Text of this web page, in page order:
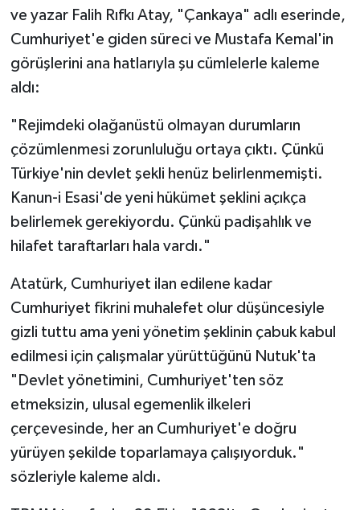
ve yazar Falih Rıfkı Atay, "Çankaya" adlı eserinde,
Cumhuriyet'e giden süreci ve Mustafa Kemal'in
görüşlerini ana hatlarıyla şu cümlelerle kaleme
aldı:
"Rejimdeki olağanüstü olmayan durumların
çözümlenmesi zorunluluğu ortaya çıktı. Çünkü
Türkiye'nin devlet şekli henüz belirlenmemişti.
Kanun-i Esasi'de yeni hükümet şeklini açıkça
belirlemek gerekiyordu. Çünkü padişahlık ve
hilafet taraftarları hala vardı."
Atatürk, Cumhuriyet ilan edilene kadar
Cumhuriyet fikrini muhalefet olur düşüncesiyle
gizli tuttu ama yeni yönetim şeklinin çabuk kabul
edilmesi için çalışmalar yürüttüğünü Nutuk'ta
"Devlet yönetimini, Cumhuriyet'ten söz
etmeksizin, ulusal egemenlik ilkeleri
çerçevesinde, her an Cumhuriyet'e doğru
yürüyen şekilde toparlamaya çalışıyorduk."
sözleriyle kaleme aldı.